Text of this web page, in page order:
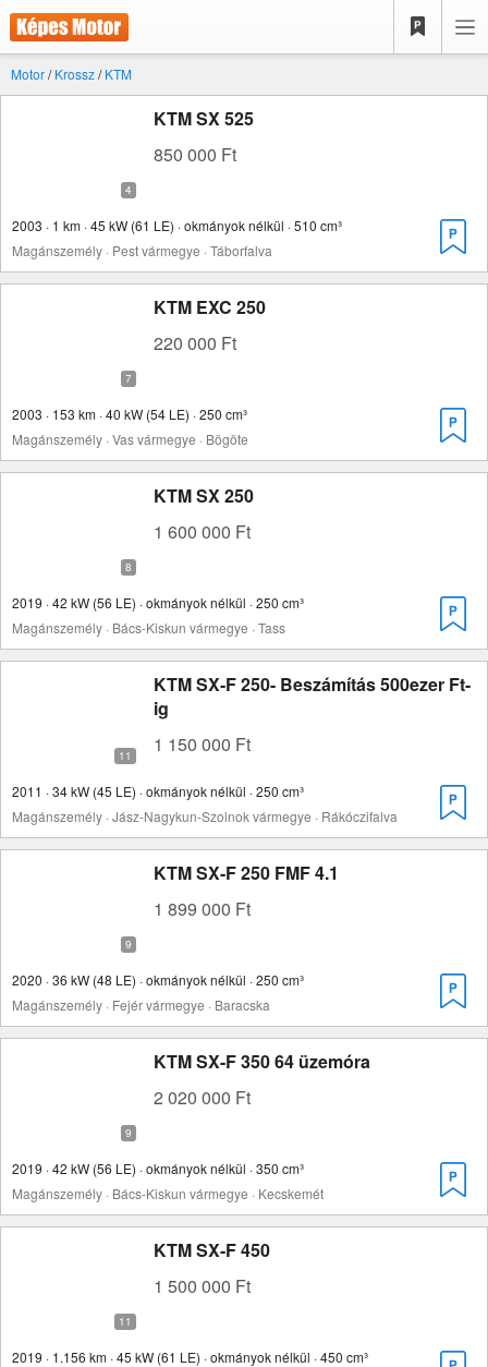
Motor/Krossz/KTM
KTM SX 525
850 000 Ft
2003 · 1 km · 45 kW (61 LE) · okmányok nélkül · 510 cm³
Magánszemély · Pest vármegye · Táborfalva
KTM EXC 250
220 000 Ft
2003 · 153 km · 40 kW (54 LE) · 250 cm³
Magánszemély · Vas vármegye · Bögöte
KTM SX 250
1 600 000 Ft
2019 · 42 kW (56 LE) · okmányok nélkül · 250 cm³
Magánszemély · Bács-Kiskun vármegye · Tass
KTM SX-F 250- Beszámítás 500ezer Ft-
ig
1 150 000 Ft
2011 · 34 kW (45 LE) · okmányok nélkül · 250 cm³
Magánszemély · Jász-Nagykun-Szolnok vármegye · Rákóczifalva
KTM SX-F 250 FMF 4.1
1 899 000 Ft
2020 · 36 kW (48 LE) · okmányok nélkül · 250 cm³
Magánszemély · Fejér vármegye · Baracska
KTM SX-F 350 64 üzemóra
2 020 000 Ft
2019 · 42 kW (56 LE) · okmányok nélkül · 350 cm³
Magánszemély · Bács-Kiskun vármegye · Kecskemét
KTM SX-F 450
1 500 000 Ft
2019 · 1.156 km · 45 kW (61 LE) · okmányok nélkül · 450 cm³